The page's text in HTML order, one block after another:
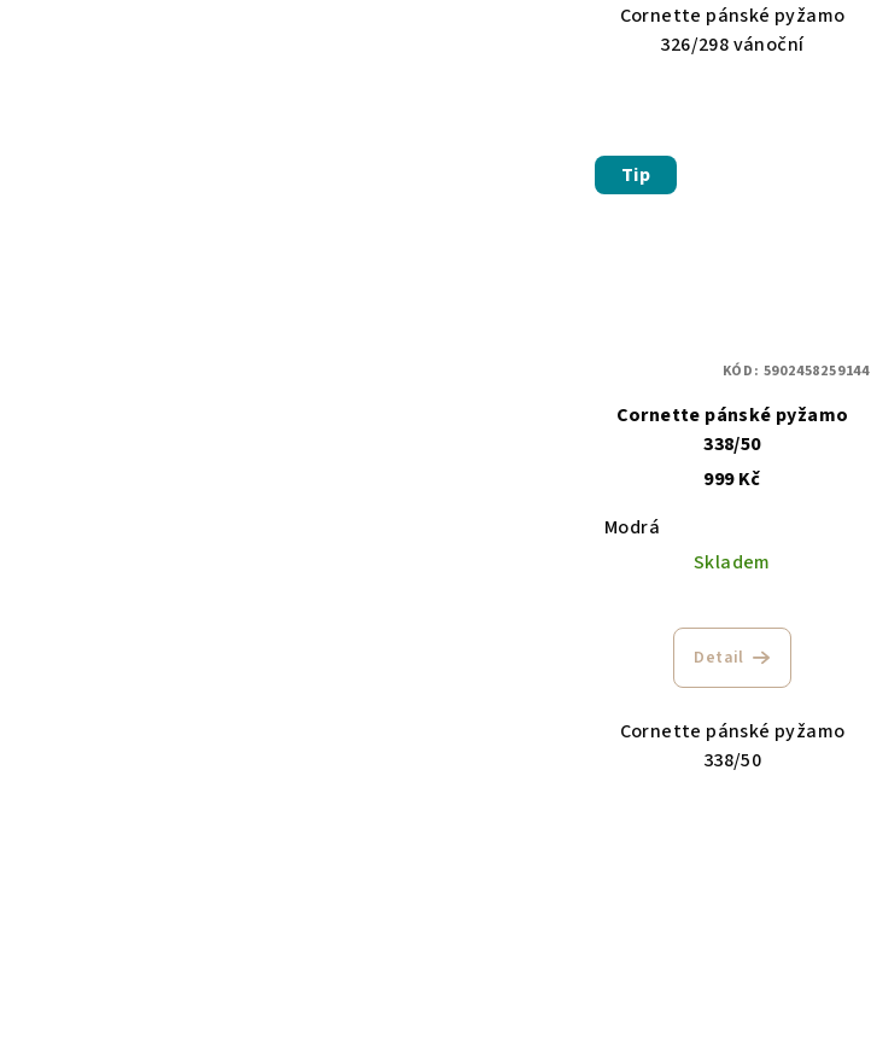
Cornette pánské pyžamo
326/298 vánoční
Tip
Cornette pánské pyžamo
338/50
999 Kč
Modrá
Skladem
Detail
Cornette pánské pyžamo
338/50
KÓD: 5902458259144